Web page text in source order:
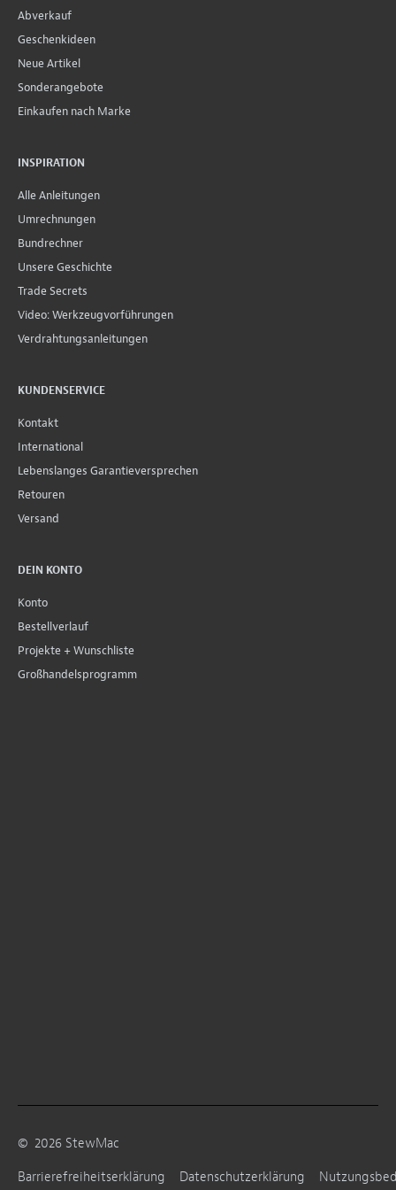
Abverkauf
Geschenkideen
Neue Artikel
Sonderangebote
Einkaufen nach Marke
INSPIRATION
Alle Anleitungen
Umrechnungen
Bundrechner
Unsere Geschichte
Trade Secrets
Video: Werkzeugvorführungen
Verdrahtungsanleitungen
KUNDENSERVICE
Kontakt
International
Lebenslanges Garantieversprechen
Retouren
Versand
DEIN KONTO
Konto
Bestellverlauf
Projekte + Wunschliste
Großhandelsprogramm
© 2026 StewMac
Barrierefreiheitserklärung
Datenschutzerklärung